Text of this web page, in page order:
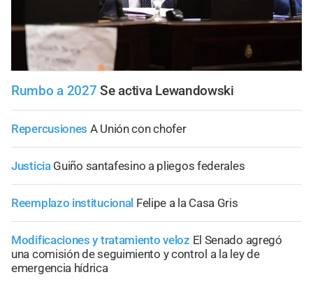
Rumbo a 2027 Se activa Lewandowski
Repercusiones A Unión con chofer
Justicia Guiño santafesino a pliegos federales
Reemplazo institucional Felipe a la Casa Gris
Modificaciones y tratamiento veloz El Senado agregó
una comisión de seguimiento y control a la ley de
emergencia hídrica